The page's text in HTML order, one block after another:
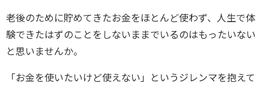
老後のために貯めてきたお金をほとんど使わず、人生で体
験できたはずのことをしないままでいるのはもったいない
と思いませんか。
「お金を使いたいけど使えない」というジレンマを抱えて